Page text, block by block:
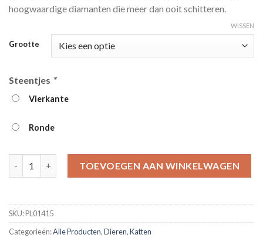
hoogwaardige diamanten die meer dan ooit schitteren.
Grootte
WISSEN
Steentjes *
Vierkante
Ronde
TOEVOEGEN AAN WINKELWAGEN
SKU:PL01415
Categorieën:Alle Producten,Dieren,Katten